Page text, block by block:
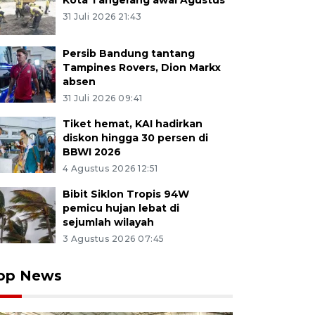
31 Juli 2026 21:43
Persib Bandung tantang
Tampines Rovers, Dion Markx
absen
31 Juli 2026 09:41
Tiket hemat, KAI hadirkan
diskon hingga 30 persen di
BBWI 2026
4 Agustus 2026 12:51
Bibit Siklon Tropis 94W
pemicu hujan lebat di
sejumlah wilayah
3 Agustus 2026 07:45
News